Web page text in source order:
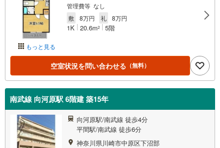
もっと見る
管理費等 なし
敷
8万円 礼 8万円
1K 20.6m2 5階
空室状況を問い合わせる （無料）
南武線 向河原駅 6階建 築15年
向河原駅/南武線 徒歩4分
平間駅/南武線 徒歩6分
神奈川県川崎市中原区下沼部